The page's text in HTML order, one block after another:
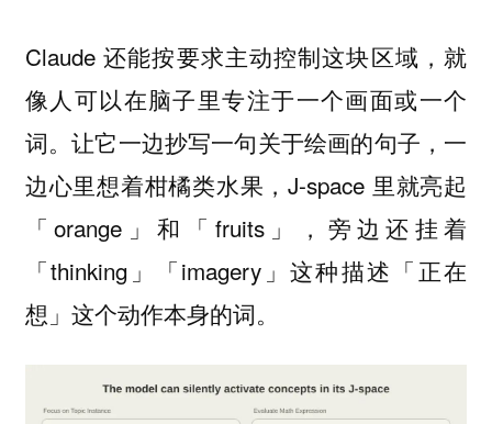
Claude 还能按要求主动控制这块区域，就
像人可以在脑子里专注于一个画面或一个
词。让它一边抄写一句关于绘画的句子，一
边心里想着柑橘类水果，J-space 里就亮起
「orange」和「fruits」，旁边还挂着
「thinking」「imagery」这种描述「正在
想」这个动作本身的词。